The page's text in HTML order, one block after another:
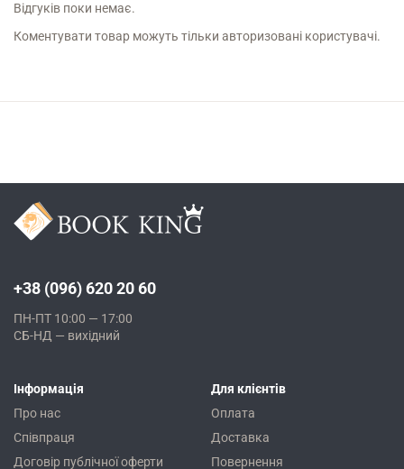
Відгуків поки немає.
Коментувати товар можуть тільки авторизовані користувачі.
+38 (096) 620 20 60
ПН-ПТ 10:00 — 17:00
СБ-НД — вихідний
Інформація
Про нас
Співпраця
Договір публічної оферти
Для клієнтів
Оплата
Доставка
Повернення